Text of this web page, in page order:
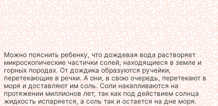
Можно пояснить ребенку, что дождевая вода растворяет
микроскопические частички солей, находящиеся в земле и
горных породах. От дождика образуются ручейки,
перетекающие в речки. А они, в свою очередь, перетекают в
моря и доставляют им соль. Соли накапливаются на
протяжении миллионов лет, так как под действием солнца
жидкость испаряется, а соль так и остается на дне моря.